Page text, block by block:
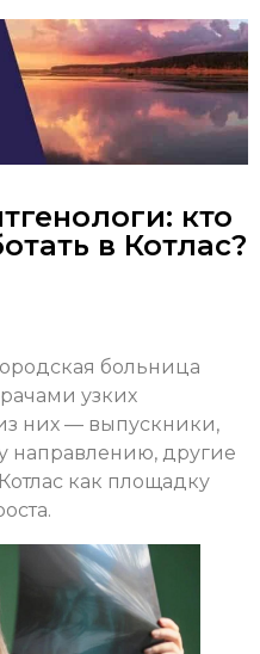
кто
в Котлас?
больница
узких
них — выпускники,
направлению, другие
как площадку